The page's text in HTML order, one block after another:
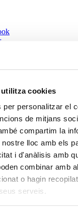
cookies
per personalitzar el
de mitjans
compartim la
lloc amb els
i d'anàlisis amb
combinar amb
o hagin
serveis.
full amb cireres
de les masses,
amb aquesta
opció de recepta per
temporada com les
cireres són perfectes
fullades.
la a casa, però
utilitzarem pasta de
pinyols a les cireres,
o fresques. Per fer
28 cm de diàmetre.
racions):